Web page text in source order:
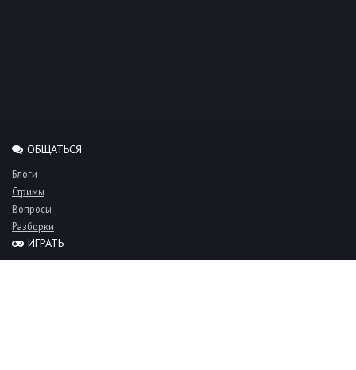
ОБЩАТЬСЯ
Блоги
Стримы
Вопросы
Разборки
ИГРАТЬ